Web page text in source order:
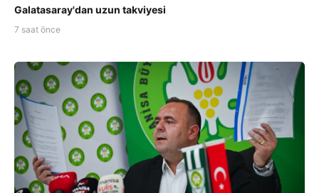
Galatasaray'dan uzun takviyesi
7 saat önce